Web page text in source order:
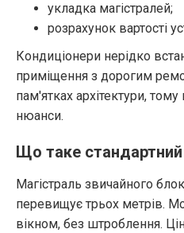
укладка магістралей;
розрахунок вартості
Кондиціонери нерідко
приміщення з дорогим
пам'ятках архітектури,
нюанси.
Що таке
Магістраль звичайного
перевищує трьох метрів.
вікном, без штроблення.